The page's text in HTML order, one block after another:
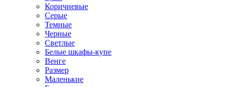
Коричневые
Серые
Темные
Черные
Светлые
Белые шкафы-купе
Венге
Размер
Маленькие